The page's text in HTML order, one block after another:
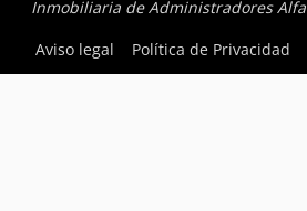
Inmobiliaria de Administradores Alfa
Aviso legal
Política de Privacidad